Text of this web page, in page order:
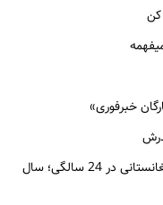
کن
خبرفوری»
سفر به گذشته؛ گوگوش با تیپ و استایل افغانستانی در 24 سالگی؛ سال